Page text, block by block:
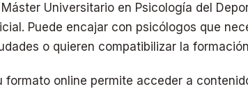
Máster Universitario en Psicología del
Puede encajar con psicólogos que
o quieren compatibilizar la
formato online permite acceder a